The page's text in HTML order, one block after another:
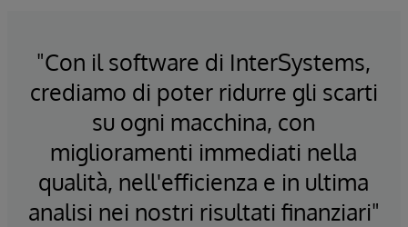
"Con il software di InterSystems,
crediamo di poter ridurre gli scarti
su ogni macchina, con
miglioramenti immediati nella
qualità, nell'efficienza e in ultima
analisi nei nostri risultati finanziari"